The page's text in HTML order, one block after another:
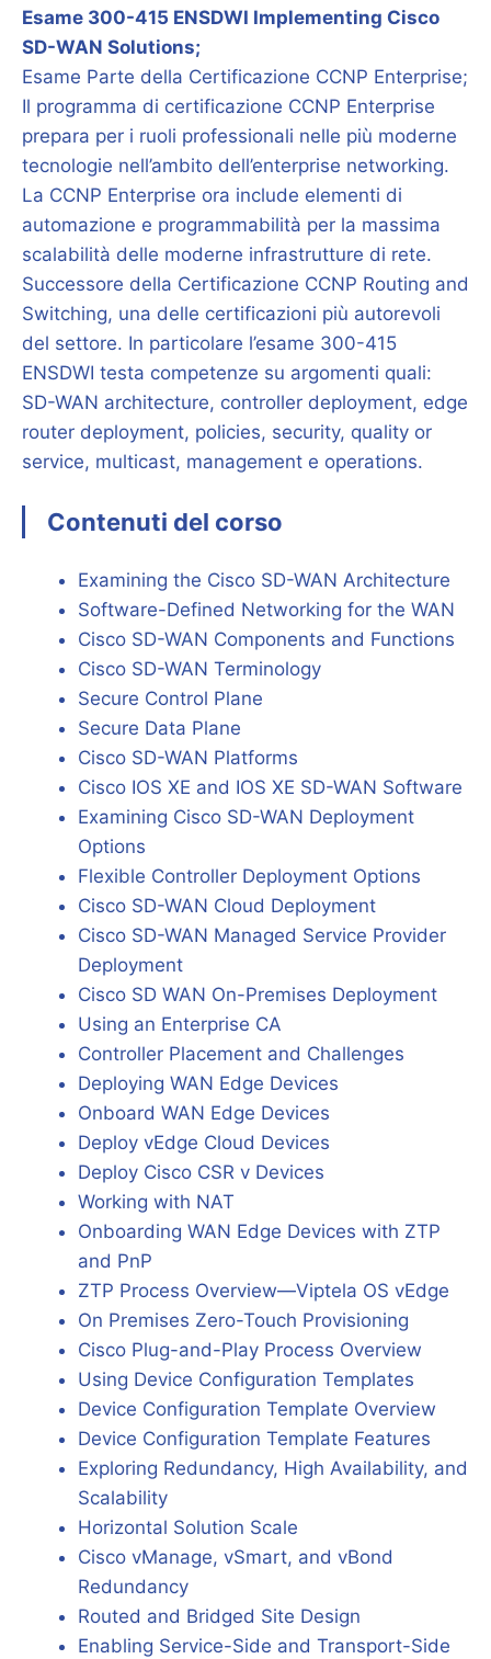
Esame 300-415 ENSDWI Implementing Cisco
SD-WAN Solutions;
Esame Parte della Certificazione CCNP Enterprise;
Il programma di certificazione CCNP Enterprise
prepara per i ruoli professionali nelle più moderne
tecnologie nell’ambito dell’enterprise networking.
La CCNP Enterprise ora include elementi di
automazione e programmabilità per la massima
scalabilità delle moderne infrastrutture di rete.
Successore della Certificazione CCNP Routing and
Switching, una delle certificazioni più autorevoli
del settore. In particolare l’esame 300-415
ENSDWI testa competenze su argomenti quali:
SD-WAN architecture, controller deployment, edge
router deployment, policies, security, quality or
service, multicast, management e operations.
Contenuti del corso
Examining the Cisco SD-WAN Architecture
Software-Defined Networking for the WAN
Cisco SD-WAN Components and Functions
Cisco SD-WAN Terminology
Secure Control Plane
Secure Data Plane
Cisco SD-WAN Platforms
Cisco IOS XE and IOS XE SD-WAN Software
Examining Cisco SD-WAN Deployment
Options
Flexible Controller Deployment Options
Cisco SD-WAN Cloud Deployment
Cisco SD-WAN Managed Service Provider
Deployment
Cisco SD WAN On-Premises Deployment
Using an Enterprise CA
Controller Placement and Challenges
Deploying WAN Edge Devices
Onboard WAN Edge Devices
Deploy vEdge Cloud Devices
Deploy Cisco CSR v Devices
Working with NAT
Onboarding WAN Edge Devices with ZTP
and PnP
ZTP Process Overview—Viptela OS vEdge
On Premises Zero-Touch Provisioning
Cisco Plug-and-Play Process Overview
Using Device Configuration Templates
Device Configuration Template Overview
Device Configuration Template Features
Exploring Redundancy, High Availability, and
Scalability
Horizontal Solution Scale
Cisco vManage, vSmart, and vBond
Redundancy
Routed and Bridged Site Design
Enabling Service-Side and Transport-Side